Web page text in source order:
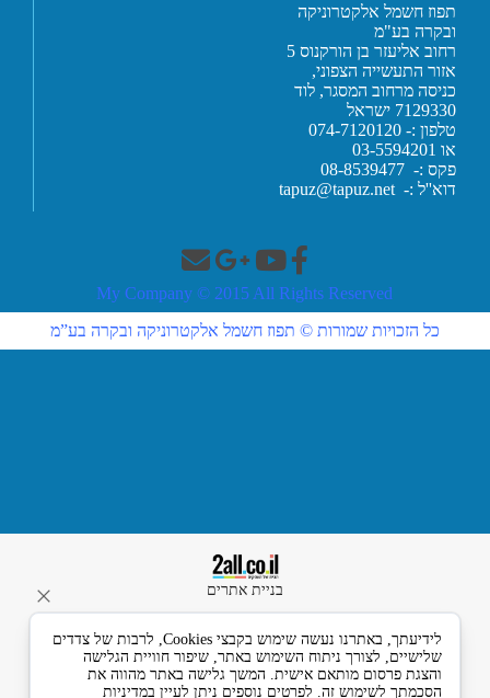
תפוז חשמל אלקטרוניקה
ובקרה בע"מ
רחוב אליעזר בן הורקנוס 5
אזור התעשייה הצפוני,
כניסה מרחוב המסגר, לוד
7129330 ישראל
טלפון :- 074-7120120
או 03-5594201
פקס :- 08-8539477
דוא''ל :- tapuz@tapuz.net
My Company © 2015 All Rights Reserved
כל הזכויות שמורות © תפוז חשמל אלקטרוניקה ובקרה בע”מ
בניית אתרים
לידיעתך, באתרנו נעשה שימוש בקבצי Cookies, לרבות של צדדים
שלישיים, לצורך ניתוח השימוש באתר, שיפור חוויית הגלישה
והצגת פרסום מותאם אישית. המשך גלישה באתר מהווה את
הסכמתך לשימוש זה. לפרטים נוספים ניתן לעיין במדיניות